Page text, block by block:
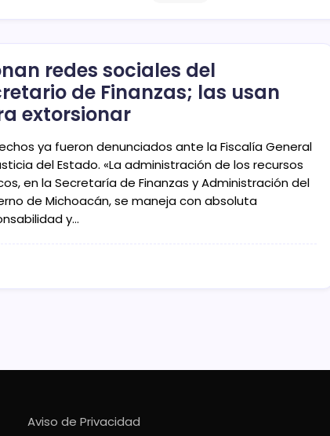
redes sociales del
de Finanzas; las usan
extorsionar
ya fueron denunciados ante la Fiscalía General
del Estado. «La administración de los recursos
en la Secretaría de Finanzas y Administración del
de Michoacán, se maneja con absoluta
y…
Aviso de Privacidad